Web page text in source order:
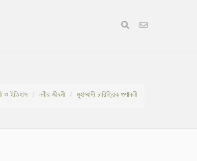
ও ইতিহাস নবীর জীবনী মুহাম্মাদী চারিত্রিক গুণাবলী